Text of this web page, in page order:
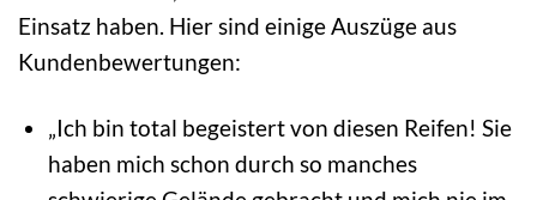
Einsatz haben. Hier sind einige Auszüge aus
Kundenbewertungen:
„Ich bin total begeistert von diesen Reifen! Sie
haben mich schon durch so manches